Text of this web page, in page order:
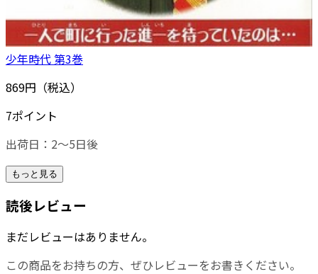
少年時代 第3巻
869円（税込）
7ポイント
出荷日：2～5日後
もっと見る
読後レビュー
まだレビューはありません。
この商品をお持ちの方、ぜひレビューをお書きください。